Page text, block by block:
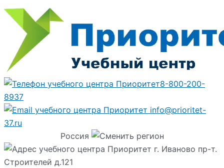
8-800-200-
8937
info@prioritet-
37.ru
Россия
г. Иваново пр-т.
Строителей д.121